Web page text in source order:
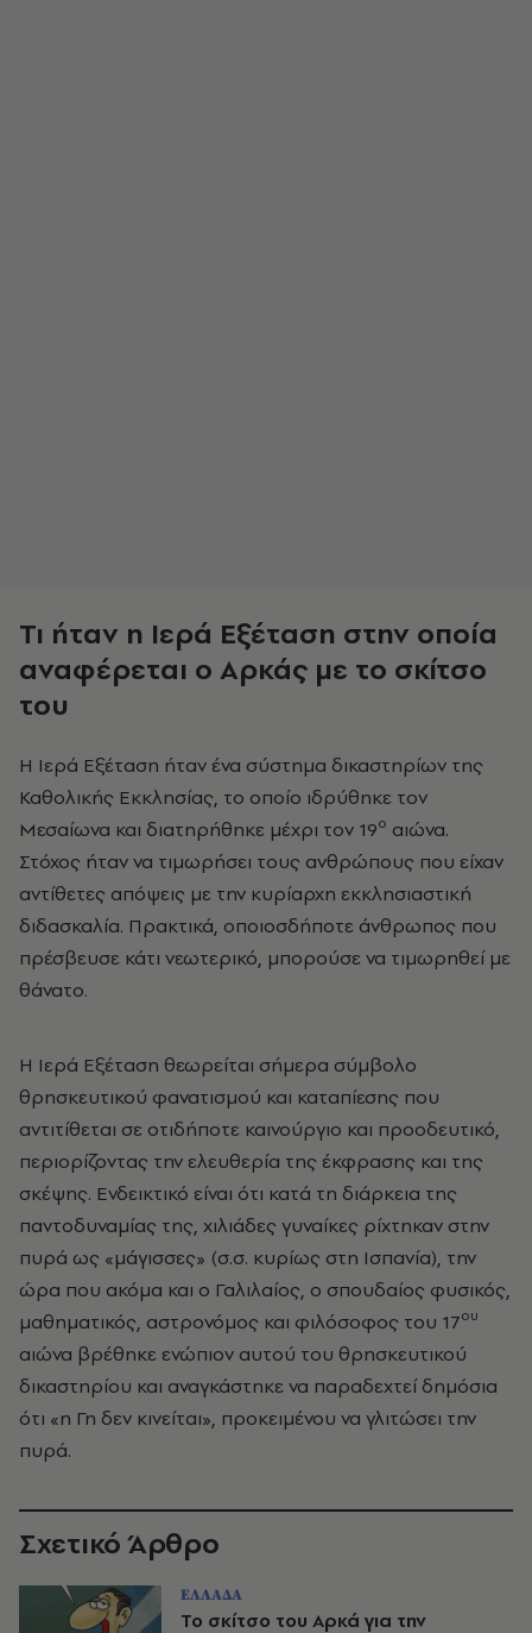
Τι ήταν η Ιερά Εξέταση στην οποία
αναφέρεται ο Αρκάς με το σκίτσο
του
Η Ιερά Εξέταση ήταν ένα σύστημα δικαστηρίων της
Καθολικής Εκκλησίας, το οποίο ιδρύθηκε τον
Μεσαίωνα και διατηρήθηκε μέχρι τον 19ο αιώνα.
Στόχος ήταν να τιμωρήσει τους ανθρώπους που είχαν
αντίθετες απόψεις με την κυρίαρχη εκκλησιαστική
διδασκαλία. Πρακτικά, οποιοσδήποτε άνθρωπος που
πρέσβευσε κάτι νεωτερικό, μπορούσε να τιμωρηθεί με
θάνατο.
Η Ιερά Εξέταση θεωρείται σήμερα σύμβολο
θρησκευτικού φανατισμού και καταπίεσης που
αντιτίθεται σε οτιδήποτε καινούργιο και προοδευτικό,
περιορίζοντας την ελευθερία της έκφρασης και της
σκέψης. Ενδεικτικό είναι ότι κατά τη διάρκεια της
παντοδυναμίας της, χιλιάδες γυναίκες ρίχτηκαν στην
πυρά ως «μάγισσες» (σ.σ. κυρίως στη Ισπανία), την
ώρα που ακόμα και ο Γαλιλαίος, ο σπουδαίος φυσικός,
μαθηματικός, αστρονόμος και φιλόσοφος του 17ου
αιώνα βρέθηκε ενώπιον αυτού του θρησκευτικού
δικαστηρίου και αναγκάστηκε να παραδεχτεί δημόσια
ότι «η Γη δεν κινείται», προκειμένου να γλιτώσει την
πυρά.
Σχετικό Άρθρο
ΕΛΛΑΔΑ
Το σκίτσο του Αρκά για την